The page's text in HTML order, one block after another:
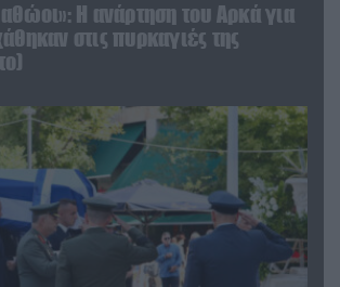
Η ανάρτηση του Αρκά για
στις πυρκαγιές της